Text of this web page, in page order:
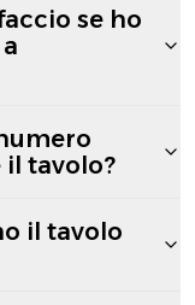
se ho
tavolo?
il tavolo